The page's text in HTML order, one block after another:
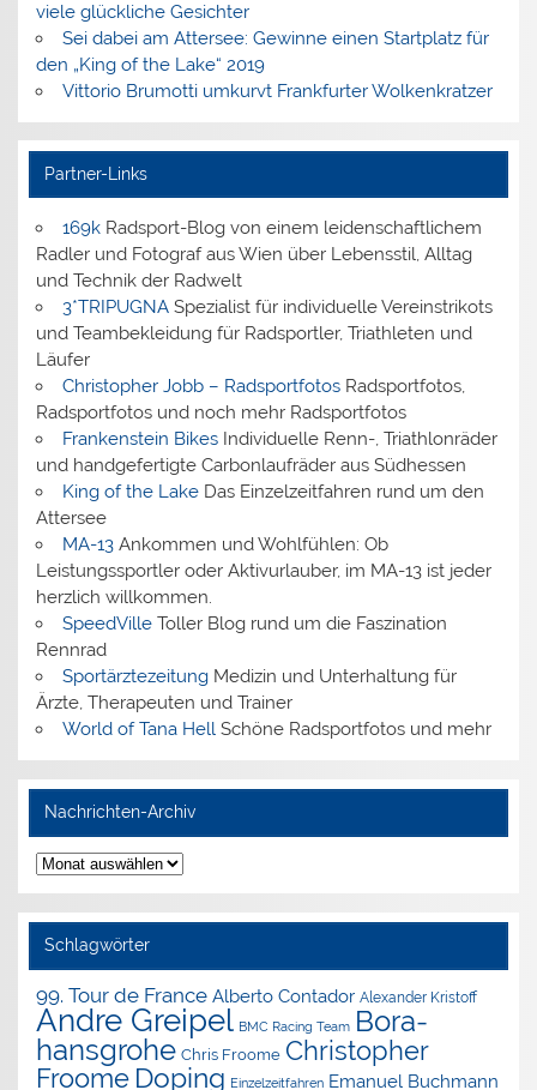
viele glückliche Gesichter
Sei dabei am Attersee: Gewinne einen Startplatz für
den „King of the Lake“ 2019
Vittorio Brumotti umkurvt Frankfurter Wolkenkratzer
Partner-Links
169kRadsport-Blog von einem leidenschaftlichem
Radler und Fotograf aus Wien über Lebensstil, Alltag
und Technik der Radwelt
3*TRIPUGNASpezialist für individuelle Vereinstrikots
und Teambekleidung für Radsportler, Triathleten und
Läufer
Christopher Jobb – RadsportfotosRadsportfotos,
Radsportfotos und noch mehr Radsportfotos
Frankenstein BikesIndividuelle Renn-, Triathlonräder
und handgefertigte Carbonlaufräder aus Südhessen
King of the LakeDas Einzelzeitfahren rund um den
Attersee
MA-13Ankommen und Wohlfühlen: Ob
Leistungssportler oder Aktivurlauber, im MA-13 ist jeder
herzlich willkommen.
SpeedVilleToller Blog rund um die Faszination
Rennrad
SportärztezeitungMedizin und Unterhaltung für
Ärzte, Therapeuten und Trainer
World of Tana HellSchöne Radsportfotos und mehr
Nachrichten-Archiv
Nachrichten-
Archiv
Schlagwörter
99. Tour de France Alberto Contador Alexander Kristoff
Andre Greipel BMC Racing Team Bora-
hansgrohe Chris Froome Christopher
Froome Doping Einzelzeitfahren Emanuel Buchmann